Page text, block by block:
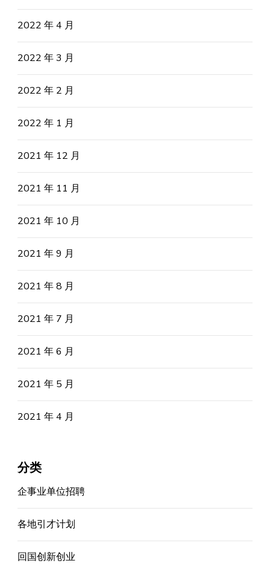
2022 年 4 月
2022 年 3 月
2022 年 2 月
2022 年 1 月
2021 年 12 月
2021 年 11 月
2021 年 10 月
2021 年 9 月
2021 年 8 月
2021 年 7 月
2021 年 6 月
2021 年 5 月
2021 年 4 月
分类
企事业单位招聘
各地引才计划
回国创新创业